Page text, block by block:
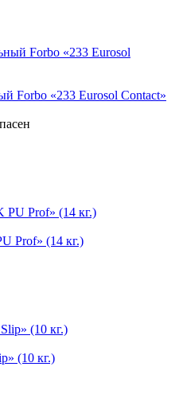
Forbo «233 Eurosol Contact»
Prof» (14 кг.)
(10 кг.)